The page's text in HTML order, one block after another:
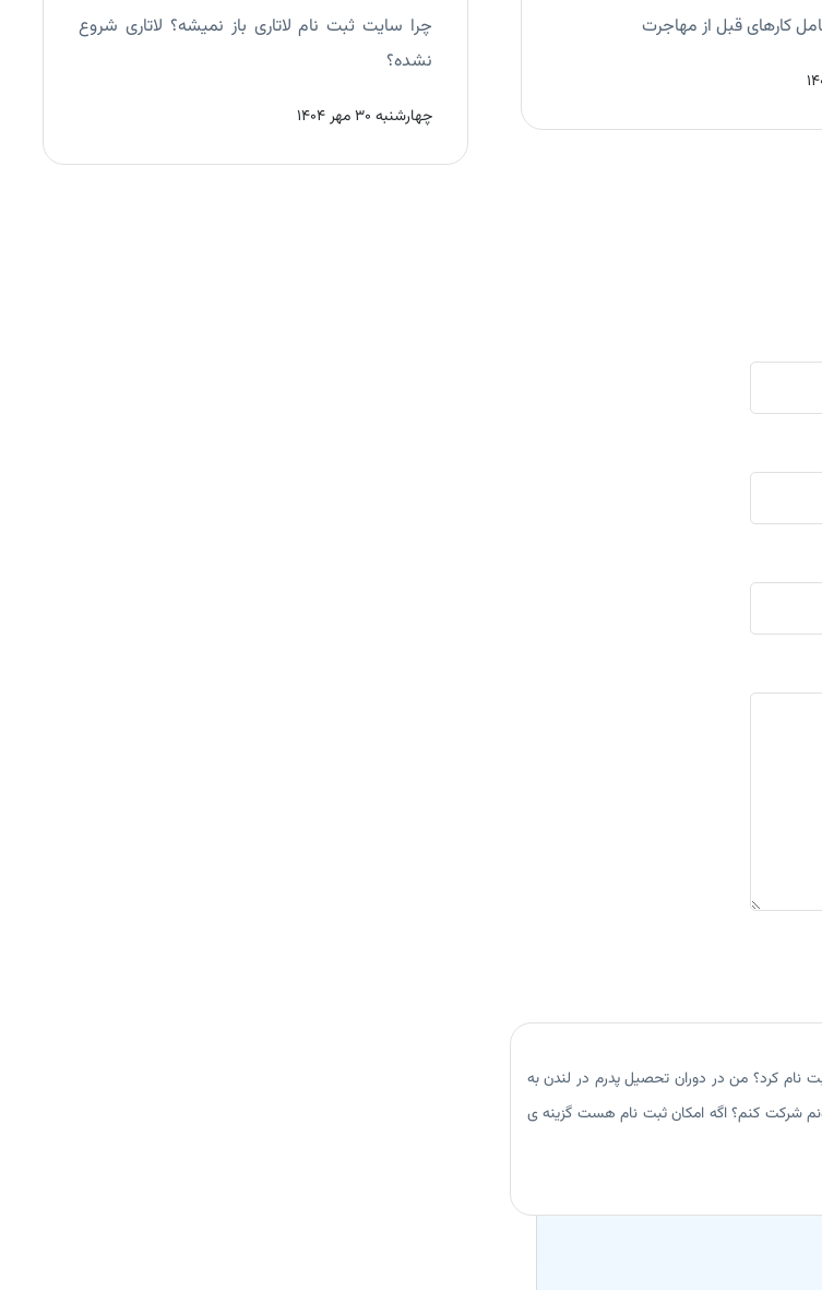
کارهای قبل از مهاجرت
چرا سایت ثبت نام لاتاری باز نمیشه؟ لاتاری شروع
نشده؟
چهارشنبه 30 مهر 1404
نام کرد؟ من در دوران تحصیل پدرم در لندن به
شرکت کنم؟ اگه امکان ثبت نام هست گزینه ی